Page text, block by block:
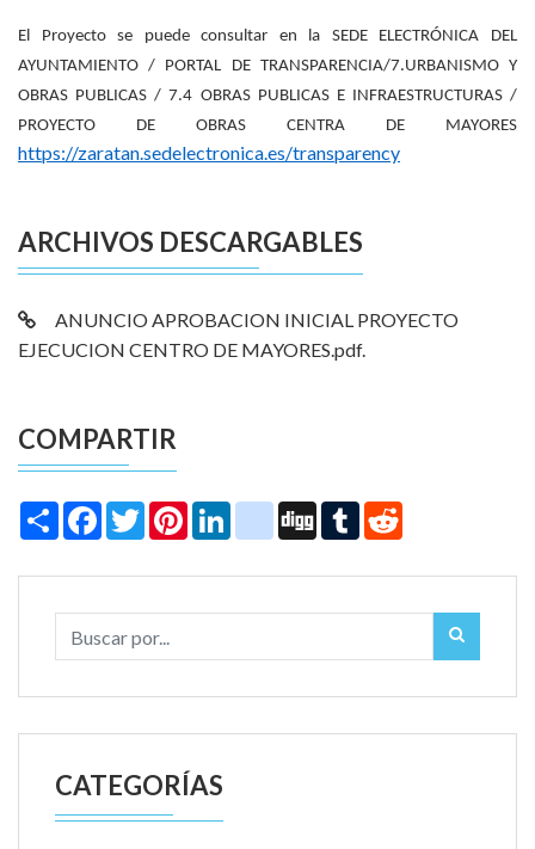
El Proyecto se puede consultar en la SEDE ELECTRÓNICA DEL
AYUNTAMIENTO / PORTAL DE TRANSPARENCIA/7.URBANISMO Y
OBRAS PUBLICAS / 7.4 OBRAS PUBLICAS E INFRAESTRUCTURAS /
PROYECTO DE OBRAS CENTRA DE MAYORES
https://zaratan.sedelectronica.es/transparency
ARCHIVOS DESCARGABLES
ANUNCIO APROBACION INICIAL PROYECTO
EJECUCION CENTRO DE MAYORES.pdf.
COMPARTIR
Share Facebook
TwitterPinterestLinkedIninstagram
Digg Tumblr
CATEGORÍAS